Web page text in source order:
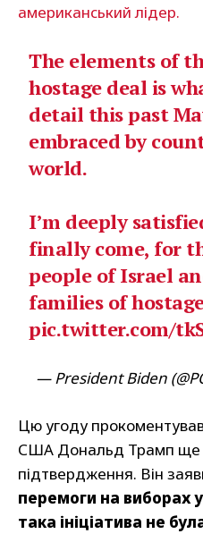
американський лідер.
The elements of
hostage deal is
detail this past
embraced by
world.
I’m deeply
finally come, for
people of Israel
families of
pic.twitter.com/
— President Biden
Цю угоду
США Дональд Трамп ще
підтвердження. Він
перемоги на виборах
така ініціатива не